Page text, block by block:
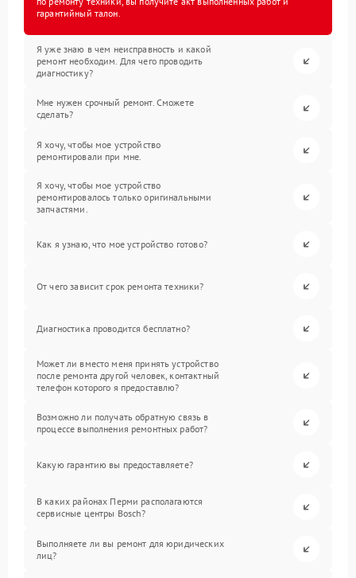
гарантийный талон.
Я уже знаю в чем неисправность и какой
ремонт необходим. Для чего проводить
диагностику?
Мне нужен срочный ремонт. Сможете
сделать?
Я хочу, чтобы мое устройство
ремонтировали при мне.
Я хочу, чтобы мое устройство
ремонтировалось только оригинальными
запчастями.
Как я узнаю, что мое устройство готово?
От чего зависит срок ремонта техники?
Диагностика проводится бесплатно?
Может ли вместо меня принять устройство
после ремонта другой человек, контактный
телефон которого я предоставлю?
Возможно ли получать обратную связь в
процессе выполнения ремонтных работ?
Какую гарантию вы предоставляете?
В каких районах Перми располагаются
сервисные центры Bosch?
Выполняете ли вы ремонт для юридических
лиц?